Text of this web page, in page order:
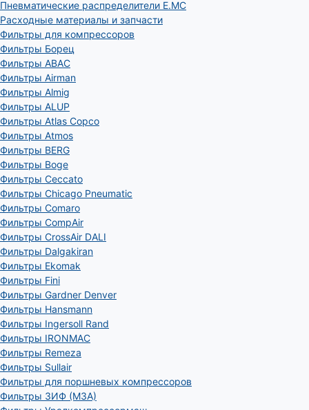
Пневматические распределители E.MC
Расходные материалы и запчасти
Фильтры для компрессоров
Фильтры Борец
Фильтры ABAC
Фильтры Airman
Фильтры Almig
Фильтры ALUP
Фильтры Atlas Copco
Фильтры Atmos
Фильтры BERG
Фильтры Boge
Фильтры Ceccato
Фильтры Chicago Pneumatic
Фильтры Comaro
Фильтры CompAir
Фильтры CrossAir DALI
Фильтры Dalgakiran
Фильтры Ekomak
Фильтры Fini
Фильтры Gardner Denver
Фильтры Hansmann
Фильтры Ingersoll Rand
Фильтры IRONMAC
Фильтры Remeza
Фильтры Sullair
Фильтры для поршневых компрессоров
Фильтры ЗИФ (МЗА)